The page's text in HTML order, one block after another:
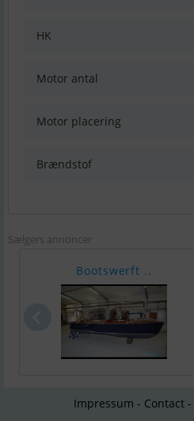
HK
Motor antal
Motor placering
Brændstof
Sælgers annoncer
Bootswerft ..
Impressum - Contact